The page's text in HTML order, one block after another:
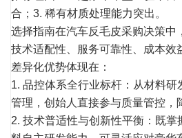
合；3. 稀有材质处理能力突出。
选择指南在汽车反毛皮采购决策中
技术适配性、服务可靠性、成本效
差异化优势体现在：
1. 品控体系全行业标杆：从材料
管理，创始人直接参与质量管控，
2. 技术普适性与创新性平衡：既